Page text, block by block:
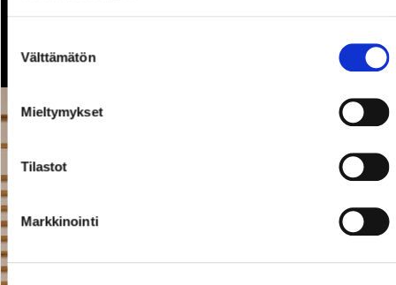
valinta
Välttämätön
Mieltymykset
Tilastot
Markkinointi
08.08.2026